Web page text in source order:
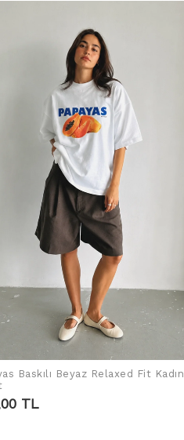
SEPETE EKLE
Baskılı Beyaz Relaxed Fit Kadın
TL